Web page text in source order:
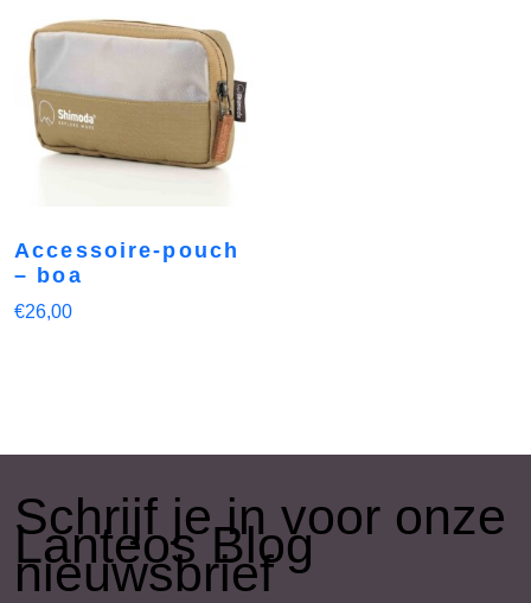
Accessoire-pouch
– boa
€26,00
​Schrijf je in voor onze
Lanteos Blog
nieuwsbrief